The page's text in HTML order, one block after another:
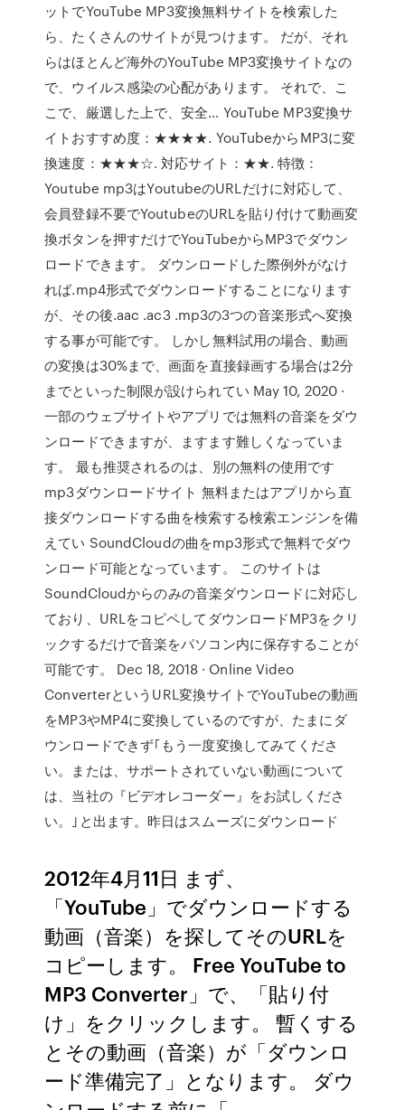
ットでYouTube MP3変換無料サイトを検索した
ら、たくさんのサイトが見つけます。 だが、それ
らはほとんど海外のYouTube MP3変換サイトなの
で、ウイルス感染の心配があります。 それで、こ
こで、厳選した上で、安全… YouTube MP3変換サ
イトおすすめ度：★★★★. YouTubeからMP3に変
換速度：★★★☆. 対応サイト：★★. 特徴：
Youtube mp3はYoutubeのURLだけに対応して、
会員登録不要でYoutubeのURLを貼り付けて動画変
換ボタンを押すだけでYouTubeからMP3でダウン
ロードできます。 ダウンロードした際例外がなけ
れば.mp4形式でダウンロードすることになります
が、その後.aac .ac3 .mp3の3つの音楽形式へ変換
する事が可能です。 しかし無料試用の場合、動画
の変換は30%まで、画面を直接録画する場合は2分
までといった制限が設けられてい May 10, 2020 ·
一部のウェブサイトやアプリでは無料の音楽をダウ
ンロードできますが、ますます難しくなっていま
す。 最も推奨されるのは、別の無料の使用です
mp3ダウンロードサイト 無料またはアプリから直
接ダウンロードする曲を検索する検索エンジンを備
えてい SoundCloudの曲をmp3形式で無料でダウ
ンロード可能となっています。 このサイトは
SoundCloudからのみの音楽ダウンロードに対応し
ており、URLをコピペしてダウンロードMP3をクリ
ックするだけで音楽をパソコン内に保存することが
可能です。 Dec 18, 2018 · Online Video
ConverterというURL変換サイトでYouTubeの動画
をMP3やMP4に変換しているのですが、たまにダ
ウンロードできず｢もう一度変換してみてくださ
い。または、サポートされていない動画について
は、当社の『ビデオレコーダー』をお試しくださ
い。｣と出ます。昨日はスムーズにダウンロード
2012年4月11日 まず、
「YouTube」でダウンロードする
動画（音楽）を探してそのURLを
コピーします。 Free YouTube to
MP3 Converter」で、「貼り付
け」をクリックします。 暫くする
とその動画（音楽）が「ダウンロ
ード準備完了」となります。 ダウ